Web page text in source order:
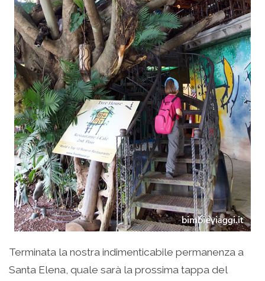
Terminata la nostra indimenticabile permanenza a
Santa Elena, quale sarà la prossima tappa del